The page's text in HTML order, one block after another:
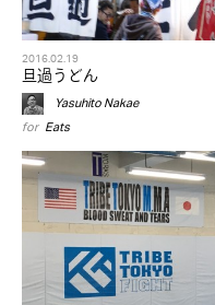
2016.02.19
旦過うどん
Yasuhito Nakae
for Eats